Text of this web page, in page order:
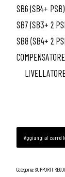
SB6 (SB4+
SB7 (SB3+ 2
SB8 (SB4+ 2
Aggiungi al
Categoria:SUPPORTI